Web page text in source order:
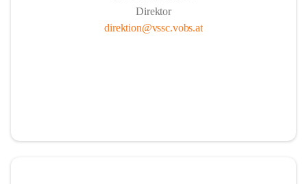
Direktor
direktion@vssc.vobs.at